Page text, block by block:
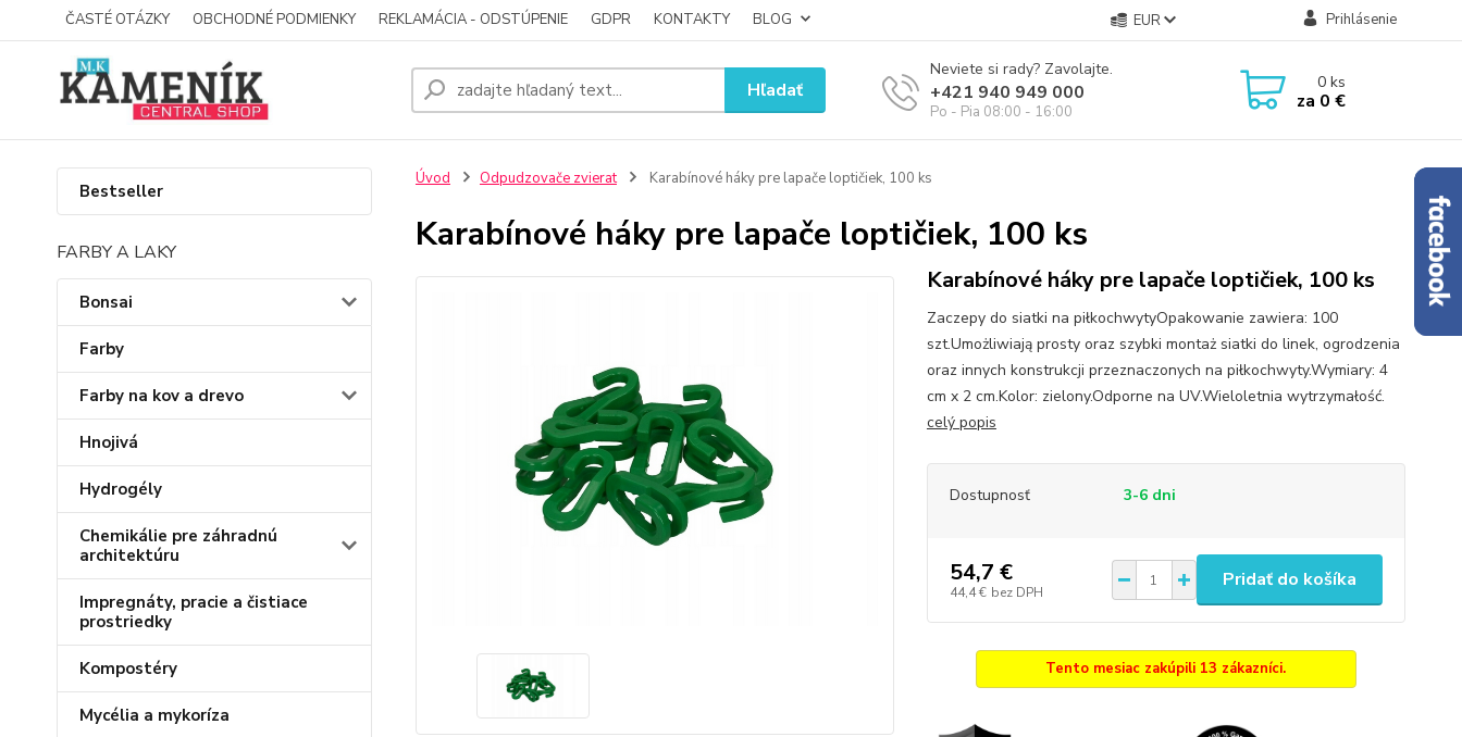
ČASTÉ OTÁZKY OBCHODNÉ PODMIENKY REKLAMÁCIA - ODSTÚPENIE GDPR KONTAKTY BLOG EUR Prihlásenie
Hľadať
Neviete si rady? Zavolajte.
+421 940 949 000
Po - Pia 08:00 - 16:00
0ks
za 0 €
Bestseller
FARBY A LAKY
Bonsai
Farby
Farby na kov a drevo
Hnojivá
Hydrogély
Chemikálie pre záhradnú
architektúru
Impregnáty, pracie a čistiace
prostriedky
Kompostéry
Mycélia a mykoríza
Úvod Odpudzovače zvierat Karabínové háky pre lapače loptičiek, 100 ks
Karabínové háky pre lapače loptičiek, 100 ks
Karabínové háky pre lapače loptičiek, 100 ks
Zaczepy do siatki na piłkochwytyOpakowanie zawiera: 100
szt.Umożliwiają prosty oraz szybki montaż siatki do linek, ogrodzenia
oraz innych konstrukcji przeznaczonych na piłkochwyty.Wymiary: 4
cm x 2 cm.Kolor: zielony.Odporne na UV.Wieloletnia wytrzymałość.
celý popis
Dostupnosť 3-6 dni
54,7 €
44,4 € bez DPH
Pridať do košíka
Tento mesiac zakúpili 13 zákazníci.